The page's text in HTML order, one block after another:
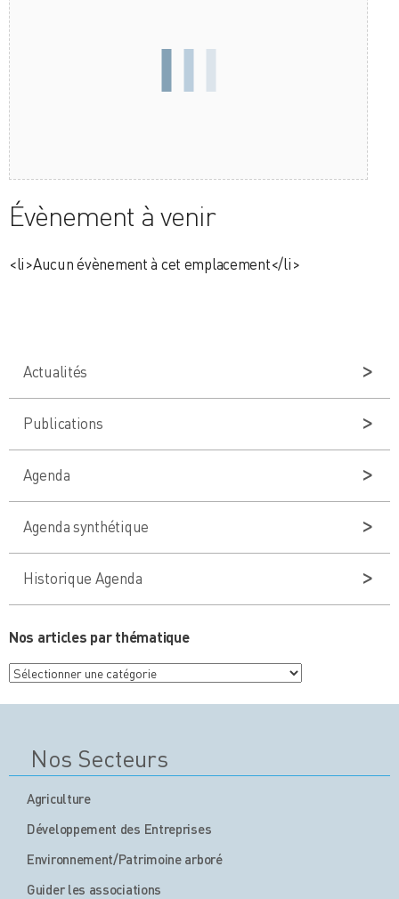
Évènement à venir
<li>Aucun évènement à cet emplacement</li>
Actualités
Publications
Agenda
Agenda synthétique
Historique Agenda
Nos articles par thématique
Nos
articles
Nos Secteurs
Agriculture
Développement des Entreprises
Environnement/Patrimoine arboré
Guider les associations